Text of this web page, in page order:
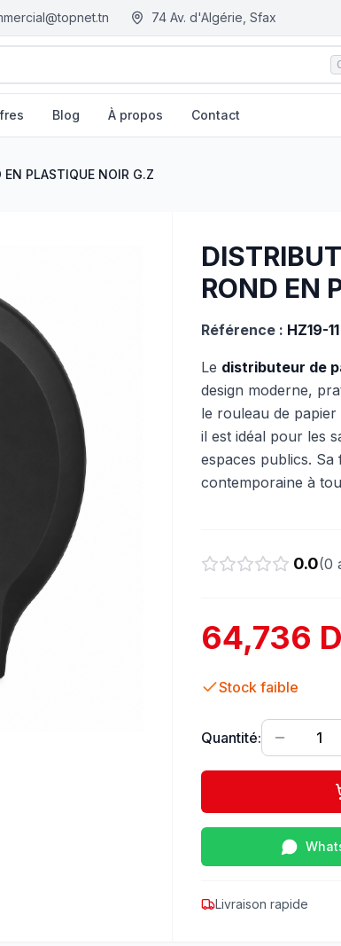
74 Av. d'Algérie, Sfax
Blog À propos Contact
EN PLASTIQUE NOIR G.Z
ROND EN
Référence : HZ19-11
Le distributeur de
design moderne,
le rouleau de
il est idéal pour les
espaces publics. Sa
contemporaine à
0.0(0
64,736
Stock faible
Quantité: 1
Livraison rapide